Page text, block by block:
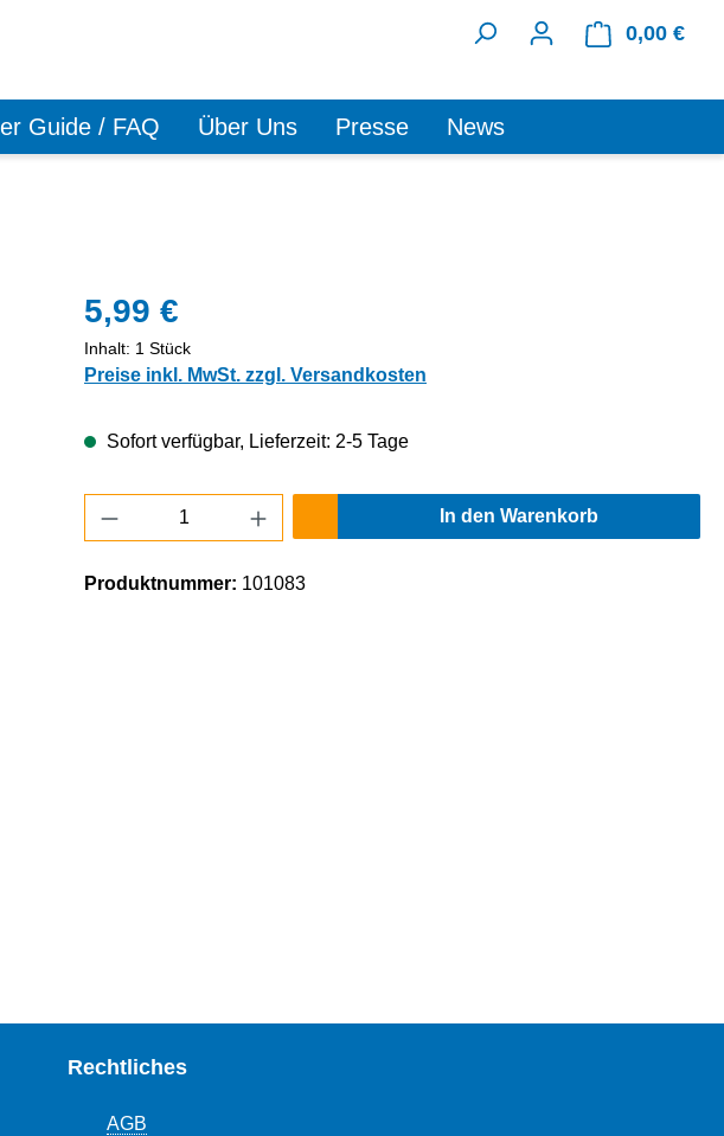
0,00 €
Guide / FAQ Über Uns Presse News
5,99 €
Inhalt: 1 Stück
Preise inkl. MwSt. zzgl. Versandkosten
Sofort verfügbar, Lieferzeit: 2-5 Tage
Produkt Anzahl: Gib den gewünschten Wert ein
In den Warenkorb
Produktnummer: 101083
Rechtliches
AGB